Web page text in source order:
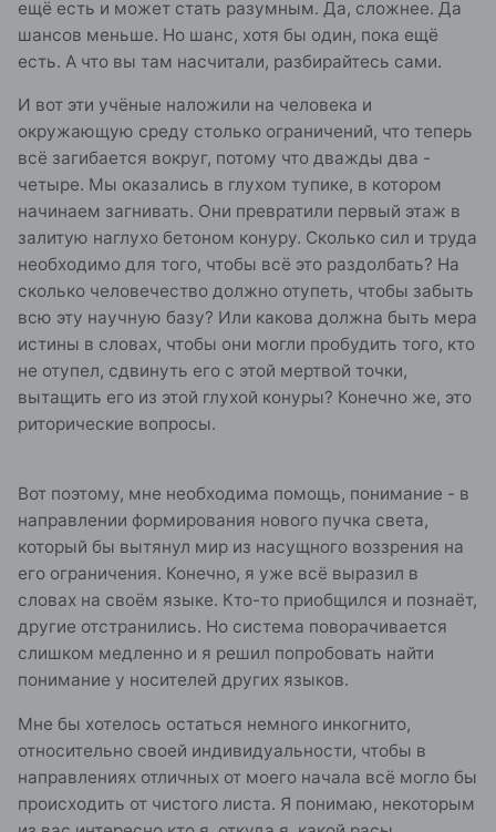
ещё есть и может стать разумным. Да, сложнее. Да
шансов меньше. Но шанс, хотя бы один, пока ещё
есть. А что вы там насчитали, разбирайтесь сами.
И вот эти учёные наложили на человека и
окружающую среду столько ограничений, что теперь
всё загибается вокруг, потому что дважды два -
четыре. Мы оказались в глухом тупике, в котором
начинаем загнивать. Они превратили первый этаж в
залитую наглухо бетоном конуру. Сколько сил и труда
необходимо для того, чтобы всё это раздолбать? На
сколько человечество должно отупеть, чтобы забыть
всю эту научную базу? Или какова должна быть мера
истины в словах, чтобы они могли пробудить того, кто
не отупел, сдвинуть его с этой мертвой точки,
вытащить его из этой глухой конуры? Конечно же, это
риторические вопросы.
Вот поэтому, мне необходима помощь, понимание - в
направлении формирования нового пучка света,
который бы вытянул мир из насущного воззрения на
его ограничения. Конечно, я уже всё выразил в
словах на своём языке. Кто-то приобщился и познаёт,
другие отстранились. Но система поворачивается
слишком медленно и я решил попробовать найти
понимание у носителей других языков.
Мне бы хотелось остаться немного инкогнито,
относительно своей индивидуальности, чтобы в
направлениях отличных от моего начала всё могло бы
происходить от чистого листа. Я понимаю, некоторым